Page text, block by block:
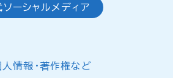
ソーシャルメディア
人情報・著作権など